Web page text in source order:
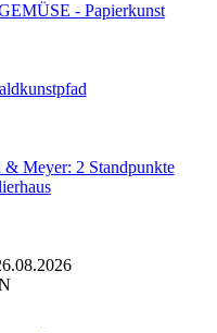
- Papierkunst
Meyer: 2 Standpunkte